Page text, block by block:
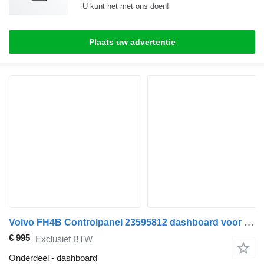
U kunt het met ons doen!
Plaats uw advertentie
Volvo FH4B Controlpanel 23595812 dashboard voor Volvo FH4B vrachtwagen
€ 995 Exclusief BTW
Onderdeel - dashboard